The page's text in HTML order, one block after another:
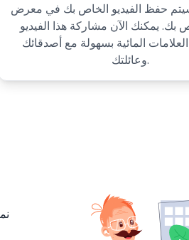
سيتم حفظ الفيديو الخاص بك في معرض
بك. يمكنك الآن مشاركة هذا الفيديو
المائية بسهولة مع أصدقائك
وعائلتك.